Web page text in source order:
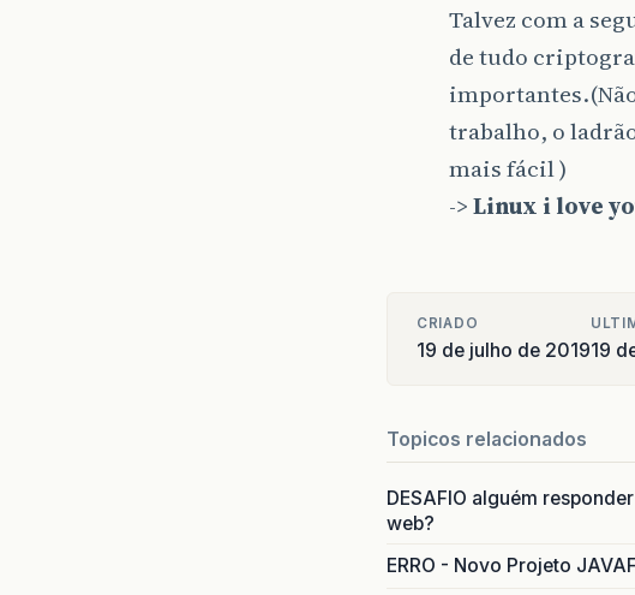
Talvez com a
de tudo
trabalho, o
mais fácil )
->Linux i love
CRIADO
19 de julho de 201919
Topicos relacionados
DESAFIO alguém
web?
ERRO - Novo Projeto